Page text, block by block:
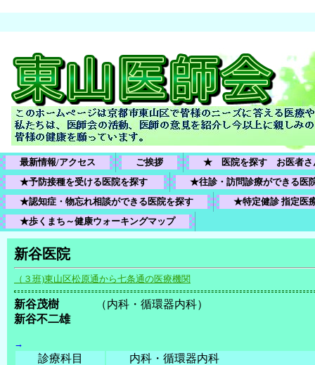
最新情報/アクセス ご挨拶
★　医院を探す　お医者
★予防接種を受ける医院を探す
★往診・訪問診療ができる医
★認知症・物忘れ相談ができる医院を探す
★特定健診 指定医
★歩くまち～健康ウォーキングマップ
新谷医院
（３班)東山区松原通から七条通の医療機関
新谷茂樹 （内科・循環器内科）
新谷不二雄
→
診療科目 内科・循環器内科